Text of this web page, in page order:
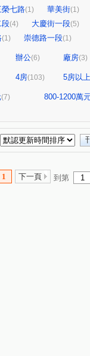
榮七路(1) 華美街(1)
段(4) 大慶街一段(5)
(1) 崇德路一段(1)
辦公(6) 廠房(3)
4房(103) 5房以上
(7)
800-1200萬
1 下一頁 到第